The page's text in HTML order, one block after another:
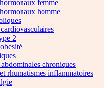
femme
homme
2
chroniques
rhumatismes inflammatoires